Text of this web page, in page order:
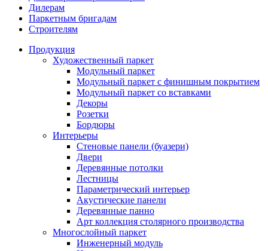
Дилерам
Паркетным бригадам
Строителям
Продукция
Художественный паркет
Модульный паркет
Модульный паркет с финишным покрытием
Модульный паркет со вставками
Декоры
Розетки
Бордюры
Интерьеры
Стеновые панели (буазери)
Двери
Деревянные потолки
Лестницы
Параметрический интерьер
Акустические панели
Деревянные панно
Арт коллекция столярного производства
Многослойный паркет
Инженерный модуль